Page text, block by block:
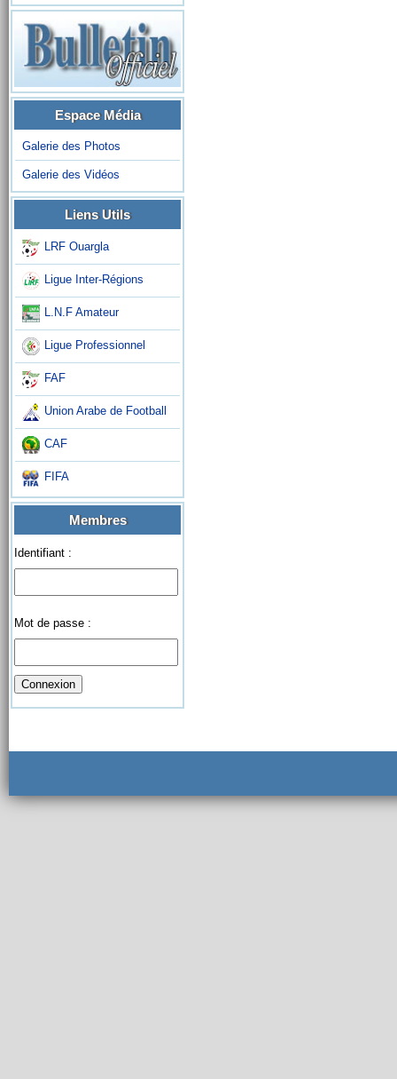
Espace Média
Galerie des Photos
Galerie des Vidéos
Liens Utils
LRF Ouargla
Ligue Inter-Régions
L.N.F Amateur
Ligue Professionnel
FAF
Union Arabe de Football
CAF
FIFA
Membres
Identifiant :
Mot de passe :